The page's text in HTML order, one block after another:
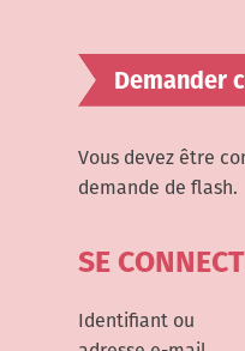
Demander
Vous devez être
demande de flash.
SE
Identifiant ou